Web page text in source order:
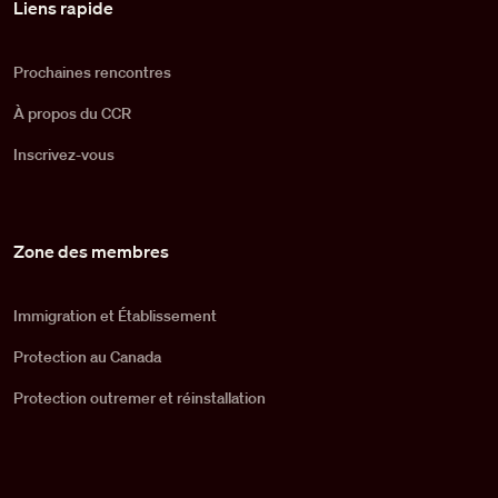
Liens rapide
Prochaines rencontres
À propos du CCR
Inscrivez-vous
Zone des membres
Immigration et Établissement
Protection au Canada
Protection outremer et réinstallation